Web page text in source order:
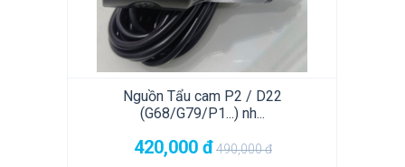
Nguồn Tẩu cam P2 / D22
(G68/G79/P1...) nh...
420,000 đ490,000đ